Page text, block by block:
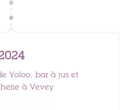
Yoloo, bar à jus et
à Vevey